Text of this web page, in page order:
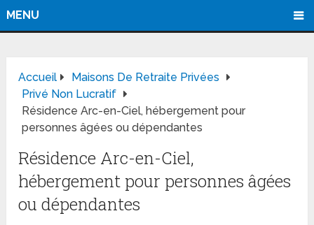
MENU
Accueil
Maisons De Retraite Privées
Privé Non Lucratif
Résidence Arc-en-Ciel, hébergement pour
personnes âgées ou dépendantes
Résidence Arc-en-Ciel,
hébergement pour personnes âgées
ou dépendantes